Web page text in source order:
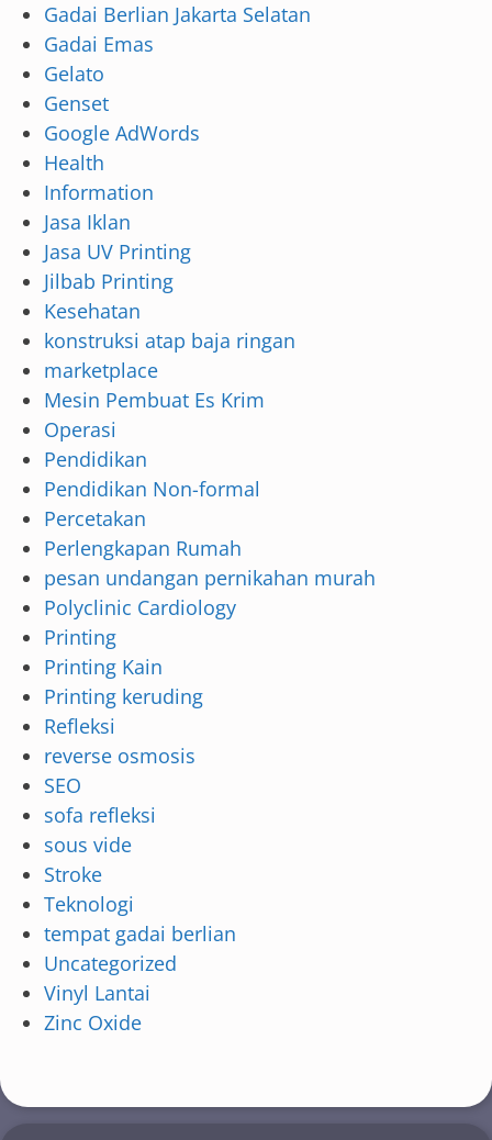
Gadai Berlian Jakarta Selatan
Gadai Emas
Gelato
Genset
Google AdWords
Health
Information
Jasa Iklan
Jasa UV Printing
Jilbab Printing
Kesehatan
konstruksi atap baja ringan
marketplace
Mesin Pembuat Es Krim
Operasi
Pendidikan
Pendidikan Non-formal
Percetakan
Perlengkapan Rumah
pesan undangan pernikahan murah
Polyclinic Cardiology
Printing
Printing Kain
Printing keruding
Refleksi
reverse osmosis
SEO
sofa refleksi
sous vide
Stroke
Teknologi
tempat gadai berlian
Uncategorized
Vinyl Lantai
Zinc Oxide